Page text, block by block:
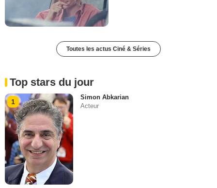
Toutes les actus Ciné & Séries
Top stars du jour
1
Simon Abkarian
Acteur